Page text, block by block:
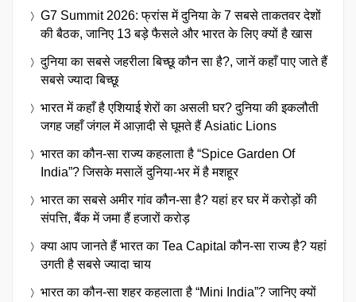
G7 Summit 2026: फ्रांस में दुनिया के 7 सबसे ताकतवर देशों
की बैठक, जानिए 13 बड़े फैसले और भारत के लिए क्यों है खास
दुनिया का सबसे जहरीला बिच्छू कौन सा है?, जानें कहाँ पाए जाते हैं
सबसे ज्यादा बिच्छू
भारत में कहाँ है एशियाई शेरों का असली घर? दुनिया की इकलौती
जगह जहाँ जंगल में आज़ादी से घूमते हैं Asiatic Lions
भारत का कौन-सा राज्य कहलाता है “Spice Garden Of
India”? जिसके मसालें दुनिया-भर में है मशहूर
भारत का सबसे अमीर गांव कौन-सा है? यहां हर घर में करोड़ों की
संपत्ति, बैंक में जमा हैं हजारों करोड़
क्या आप जानते हैं भारत का Tea Capital कौन-सा राज्य है? यहां
उगती है सबसे ज्यादा चाय
भारत का कौन-सा शहर कहलाता है “Mini India”? जानिए क्यों